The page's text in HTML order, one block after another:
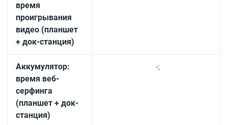
время
проигрывания
видео (планшет
+ док-станция)
Аккумулятор:
время веб-
серфинга
(планшет + док-
станция)
-;